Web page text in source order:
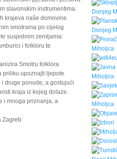
slavonskim instrumentima.
krajeva naše domovine.
smotrama po cijelog
susjednim zemljama:
i folkloru te
Smotru folklora
priliku upoznajti ljepote
druge ponude, a gostujući
kraja iz kojeg dolaze.
i mnoga priznanja, a
Zagreb